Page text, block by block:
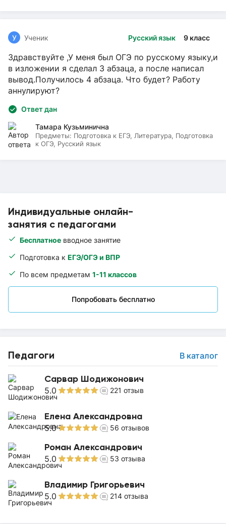
Индивидуальные онлайн-
занятия с педагогами
Бесплатное вводное занятие
Подготовка к ЕГЭ/ОГЭ и ВПР
По всем предметам 1-11 классов
Попробовать бесплатно
Педагоги В каталог
Сарвар Шодижонович
5.0 221 отзыв
Елена Александровна
5.0 56 отзывов
Роман Александрович
5.0 53 отзыва
Владимир Григорьевич
5.0 214 отзыва
Русский язык 9 класс
У Ученик
Здравствуйте ,У меня был ОГЭ по русскому языку,и
в изложении я сделал 3 абзаца, а после написал
вывод.Получилось 4 абзаца. Что будет? Работу
аннулируют?
Ответ дан
Тамара Кузьминична
Предметы: Подготовка к ЕГЭ, Литература, Подготовка
к ОГЭ, Русский язык